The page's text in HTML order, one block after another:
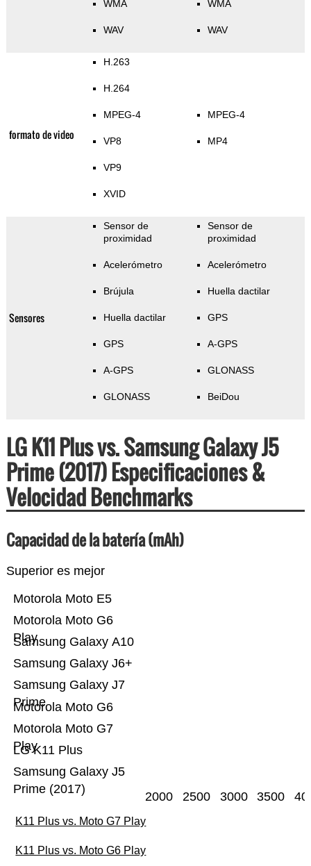
WMA
WAV
WMA
WAV
formato de video
H.263
H.264
MPEG-4
VP8
VP9
XVID
MPEG-4
MP4
Sensores
Sensor de
proximidad
Acelerómetro
Brújula
Huella dactilar
GPS
A-GPS
GLONASS
Sensor de
proximidad
Acelerómetro
Huella dactilar
GPS
A-GPS
GLONASS
BeiDou
LG K11 Plus vs. Samsung Galaxy J5
Prime (2017) Especificaciones &
Velocidad Benchmarks
Capacidad de la batería (mAh)
Superior es mejor
Samsung Galaxy J5
Prime (2017)
LG K11 Plus
Motorola Moto G7
Play
Motorola Moto G6
Samsung Galaxy J7
Prime
Samsung Galaxy J6+
Samsung Galaxy A10
Motorola Moto G6
Play
Motorola Moto E5
2000 2500 3000 3500
K11 Plus vs. Moto G7 Play
K11 Plus vs. Moto G6 Play